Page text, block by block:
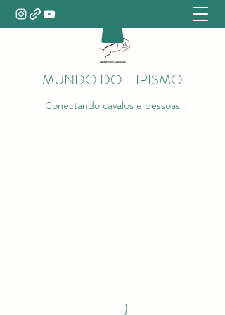
MUNDO DO HIPISMO
Conectando cavalos e pessoas